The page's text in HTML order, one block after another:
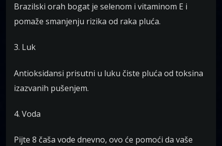
Brazilski orah bogat je selenom i vitaminom E i
pomaže smanjenju rizika od raka pluća.
3. Luk
Antioksidansi prisutni u luku čiste pluća od toksina
izazvanih pušenjem.
4. Voda
Pijte 8 čaša vode dnevno, ovo će pomoći da vaše